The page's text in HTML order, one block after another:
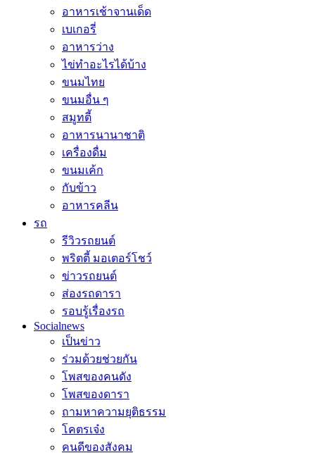
อาหารเช้าจานเด็ด
เบเกอรี่
อาหารว่าง
ไข่ทำอะไรได้บ้าง
ขนมไทย
ขนมอื่น ๆ
สมูทตี้
อาหารนานาชาติ
เครื่องดื่ม
ขนมเค้ก
กับข้าว
อาหารคลีน
รถ
รีวิวรถยนต์
พริตตี้ มอเตอร์โชว์
ข่าวรถยนต์
ส่องรถดารา
รอบรู้เรื่องรถ
Socialnews
เป็นข่าว
ร่วมด้วยช่วยกัน
โพสของคนดัง
โพสของดารา
ถามหาความยุติธรรม
โคตรเจ๋ง
คนดีของสังคม